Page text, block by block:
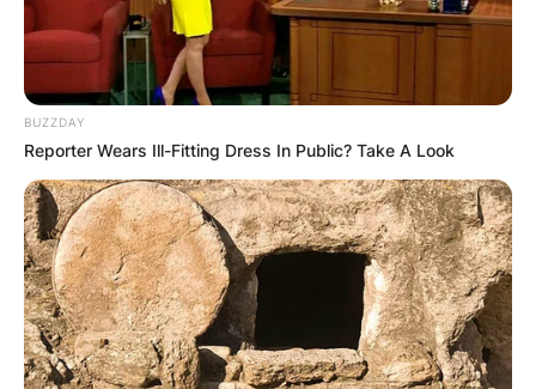
Хрватска
BUZZDAY
Reporter Wears Ill-Fitting Dress In Public? Take A Look